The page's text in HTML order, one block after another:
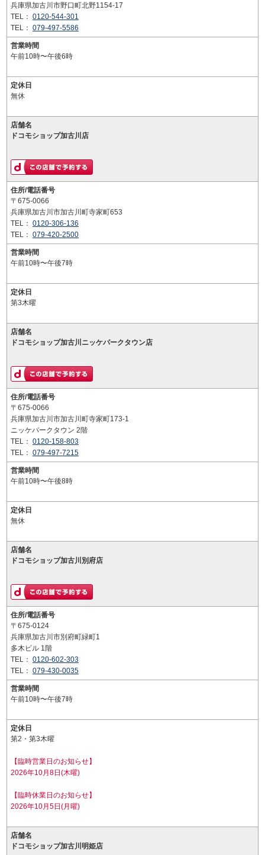
兵庫県加古川市野口町北野1154-17
TEL： 0120-544-301
TEL： 079-497-5586
営業時間
午前10時〜午後6時
定休日
無休
店舗名
ドコモショップ加古川店
住所/電話番号
〒675-0066
兵庫県加古川市加古川町寺家町653
TEL： 0120-306-136
TEL： 079-420-2500
営業時間
午前10時〜午後7時
定休日
第3木曜
店舗名
ドコモショップ加古川ニッケパークタウン店
住所/電話番号
〒675-0066
兵庫県加古川市加古川町寺家町173-1
ニッケパークタウン 2階
TEL： 0120-158-803
TEL： 079-497-7215
営業時間
午前10時〜午後8時
定休日
無休
店舗名
ドコモショップ加古川別府店
住所/電話番号
〒675-0124
兵庫県加古川市別府町緑町1
多木ビル 1階
TEL： 0120-602-303
TEL： 079-430-0035
営業時間
午前10時〜午後7時
定休日
第2・第3木曜
【臨時営業日のお知らせ】
2026年10月8日(木曜)
【臨時休業日のお知らせ】
2026年10月5日(月曜)
店舗名
ドコモショップ加古川明姫店